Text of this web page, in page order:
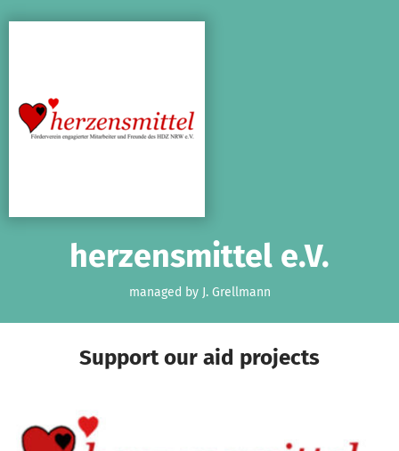
herzensmittel e.V.
managed by J. Grellmann
Support our aid projects